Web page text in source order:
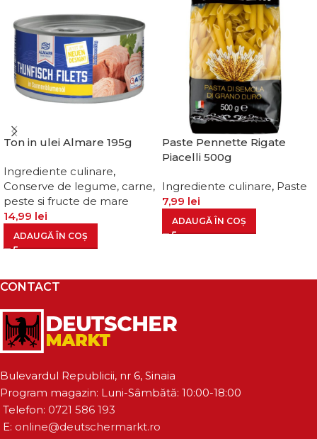
Ton in ulei Almare 195g
Ingrediente culinare,
Conserve de legume, carne,
peste si fructe de mare
14,99 lei
ADAUGĂ ÎN COȘ
Paste Pennette Rigate
Piacelli 500g
Ingrediente culinare, Paste
7,99 lei
ADAUGĂ ÎN COȘ
CONTACT
Bulevardul Republicii, nr 6, Sinaia
Program magazin: Luni-Sâmbătă: 10:00-18:00
Telefon: 0721 586 193
E: online@deutschermarkt.ro